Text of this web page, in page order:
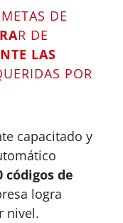
DE
R DE
LAS
POR
capacitado y
códigos de
logra
nivel.